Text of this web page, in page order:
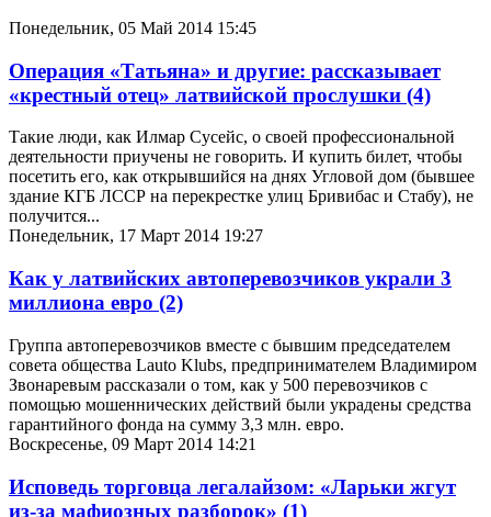
Понедельник, 05 Май 2014 15:45
Операция «Татьяна» и другие: рассказывает
«крестный отец» латвийской прослушки (4)
Такие люди, как Илмар Сусейс, о своей профессиональной
деятельности приучены не говорить. И купить билет, чтобы
посетить его, как открывшийся на днях Угловой дом (бывшее
здание КГБ ЛССР на перекрестке улиц Бривибас и Стабу), не
получится...
Понедельник, 17 Март 2014 19:27
Как у латвийских автоперевозчиков украли 3
миллиона евро (2)
Группа автоперевозчиков вместе с бывшим председателем
совета общества Lauto Klubs, предпринимателем Владимиром
Звонаревым рассказали о том, как у 500 перевозчиков с
помощью мошеннических действий были украдены средства
гарантийного фонда на сумму 3,3 млн. евро.
Воскресенье, 09 Март 2014 14:21
Исповедь торговца легалайзом: «Ларьки жгут
из-за мафиозных разборок» (1)